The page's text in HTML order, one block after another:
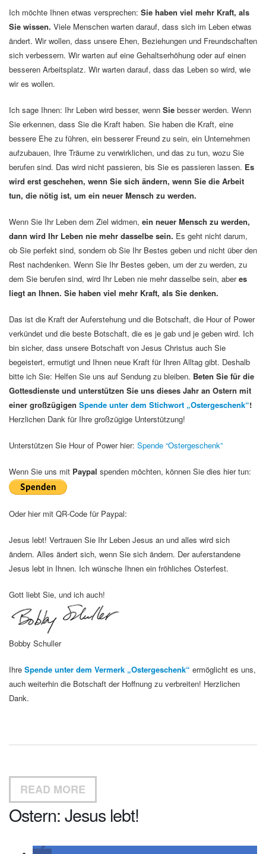
Ich möchte Ihnen etwas versprechen: Sie haben viel mehr Kraft, als
Sie wissen. Viele Menschen warten darauf, dass sich im Leben etwas
ändert. Wir wollen, dass unsere Ehen, Beziehungen und Freundschaften
sich verbessern. Wir warten auf eine Gehaltserhöhung oder auf einen
besseren Arbeitsplatz. Wir warten darauf, dass das Leben so wird, wie
wir es wollen.
Ich sage Ihnen: Ihr Leben wird besser, wenn Sie besser werden. Wenn
Sie erkennen, dass Sie die Kraft haben. Sie haben die Kraft, eine
bessere Ehe zu führen, ein besserer Freund zu sein, ein Unternehmen
aufzubauen, Ihre Träume zu verwirklichen, und das zu tun, wozu Sie
berufen sind. Das wird nicht passieren, bis Sie es passieren lassen. Es
wird erst geschehen, wenn Sie sich ändern, wenn Sie die Arbeit
tun, die nötig ist, um ein neuer Mensch zu werden.
Wenn Sie Ihr Leben dem Ziel widmen, ein neuer Mensch zu werden,
dann wird Ihr Leben nie mehr dasselbe sein. Es geht nicht darum,
ob Sie perfekt sind, sondern ob Sie Ihr Bestes geben und nicht über den
Rest nachdenken. Wenn Sie Ihr Bestes geben, um der zu werden, zu
dem Sie berufen sind, wird Ihr Leben nie mehr dasselbe sein, aberes
liegt an Ihnen. Sie haben viel mehr Kraft, als Sie denken.
Das ist die Kraft der Auferstehung und die Botschaft, die Hour of Power
verkündet und die beste Botschaft, die es je gab und je geben wird. Ich
bin sicher, dass unsere Botschaft von Jesus Christus auch Sie
begeistert, ermutigt und Ihnen neue Kraft für Ihren Alltag gibt. Deshalb
bitte ich Sie: Helfen Sie uns auf Sendung zu bleiben. Beten Sie für die
Gottesdienste und unterstützen Sie uns dieses Jahr an Ostern mit
einer großzügigen Spende unter dem Stichwort „Ostergeschenk“!
Herzlichen Dank für Ihre großzügige Unterstützung!
Unterstützen Sie Hour of Power hier: Spende “Ostergeschenk”
Wenn Sie uns mit Paypal spenden möchten, können Sie dies hier tun:
Oder hier mit QR-Code für Paypal:
Jesus lebt! Vertrauen Sie Ihr Leben Jesus an und alles wird sich
ändern. Alles ändert sich, wenn Sie sich ändern. Der auferstandene
Jesus lebt in Ihnen. Ich wünsche Ihnen ein fröhliches Osterfest.
Gott liebt Sie, und ich auch!
Bobby Schuller
Ihre Spende unter dem Vermerk „Ostergeschenk“ ermöglicht es uns,
auch weiterhin die Botschaft der Hoffnung zu verbreiten! Herzlichen
Dank.
READ MORE
Ostern: Jesus lebt!